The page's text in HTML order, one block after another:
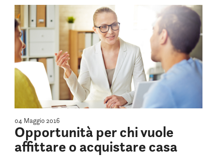
04 Maggio 2016
Opportunità per chi vuole
affittare o acquistare casa